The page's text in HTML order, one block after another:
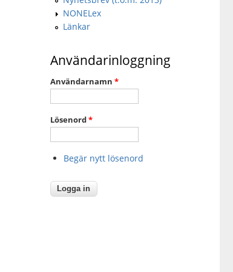
NONELex
Länkar
Användarinloggning
Användarnamn *
Lösenord*
Begär nytt lösenord